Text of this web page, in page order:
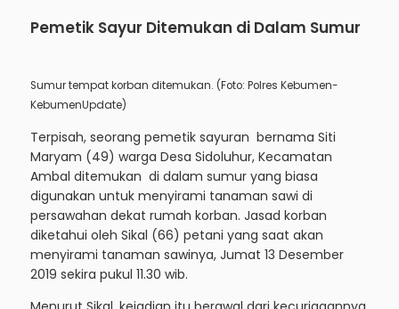
Pemetik Sayur Ditemukan di Dalam Sumur
Sumur tempat korban ditemukan. (Foto: Polres Kebumen-
KebumenUpdate)
Terpisah, seorang pemetik sayuran bernama Siti
Maryam (49) warga Desa Sidoluhur, Kecamatan
Ambal ditemukan di dalam sumur yang biasa
digunakan untuk menyirami tanaman sawi di
persawahan dekat rumah korban. Jasad korban
diketahui oleh Sikal (66) petani yang saat akan
menyirami tanaman sawinya, Jumat 13 Desember
2019 sekira pukul 11.30 wib.